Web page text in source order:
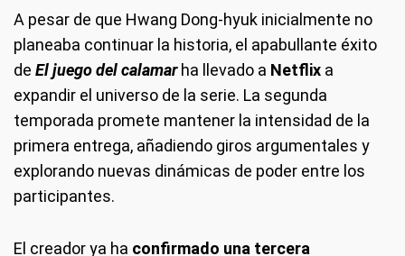
A pesar de que Hwang Dong-hyuk inicialmente no
planeaba continuar la historia, el apabullante éxito
de El juego del calamarha llevado a Netflix a
expandir el universo de la serie. La segunda
temporada promete mantener la intensidad de la
primera entrega, añadiendo giros argumentales y
explorando nuevas dinámicas de poder entre los
participantes.
El creador ya ha confirmado una tercera